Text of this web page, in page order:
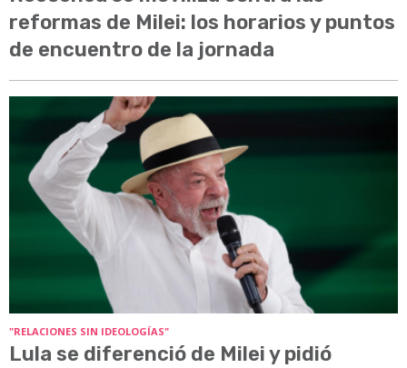
reformas de Milei: los horarios y puntos
de encuentro de la jornada
"RELACIONES SIN IDEOLOGÍAS"
Lula se diferenció de Milei y pidió